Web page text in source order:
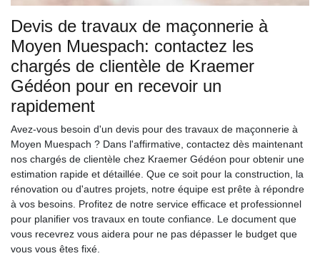
Devis de travaux de maçonnerie à
Moyen Muespach: contactez les
chargés de clientèle de Kraemer
Gédéon pour en recevoir un
rapidement
Avez-vous besoin d'un devis pour des travaux de maçonnerie à
Moyen Muespach ? Dans l'affirmative, contactez dès maintenant
nos chargés de clientèle chez Kraemer Gédéon pour obtenir une
estimation rapide et détaillée. Que ce soit pour la construction, la
rénovation ou d'autres projets, notre équipe est prête à répondre
à vos besoins. Profitez de notre service efficace et professionnel
pour planifier vos travaux en toute confiance. Le document que
vous recevrez vous aidera pour ne pas dépasser le budget que
vous vous êtes fixé.